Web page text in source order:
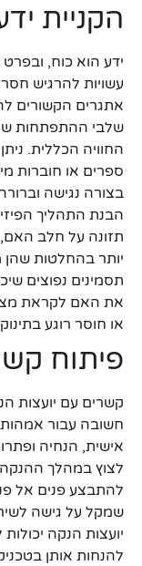
הקניית
ידע הוא כוח,
עשויות להרגיש
אתגרים הקשורים
שלבי ההתפתחות
החוויה הכללית.
ספרים או חוברות
בצורה נגישה
הבנת התהליך
תזונה על חלב
יותר בהחלטות שהן
תסמינים נפוצים
את האם לקראת
או חוסר רוגע
פיתוח
קשרים עם יועצות
חשובה עבור אמהות
אישית, הנחיה
לצוץ במהלך
להתבצע פנים אל
שמקל על גישה
יועצות הנקה
להנחות אותן